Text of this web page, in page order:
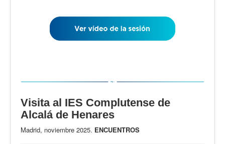
Visita al IES Complutense de
Alcalá de Henares
Madrid, noviembre 2025. ENCUENTROS